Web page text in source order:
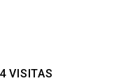
VISITAS